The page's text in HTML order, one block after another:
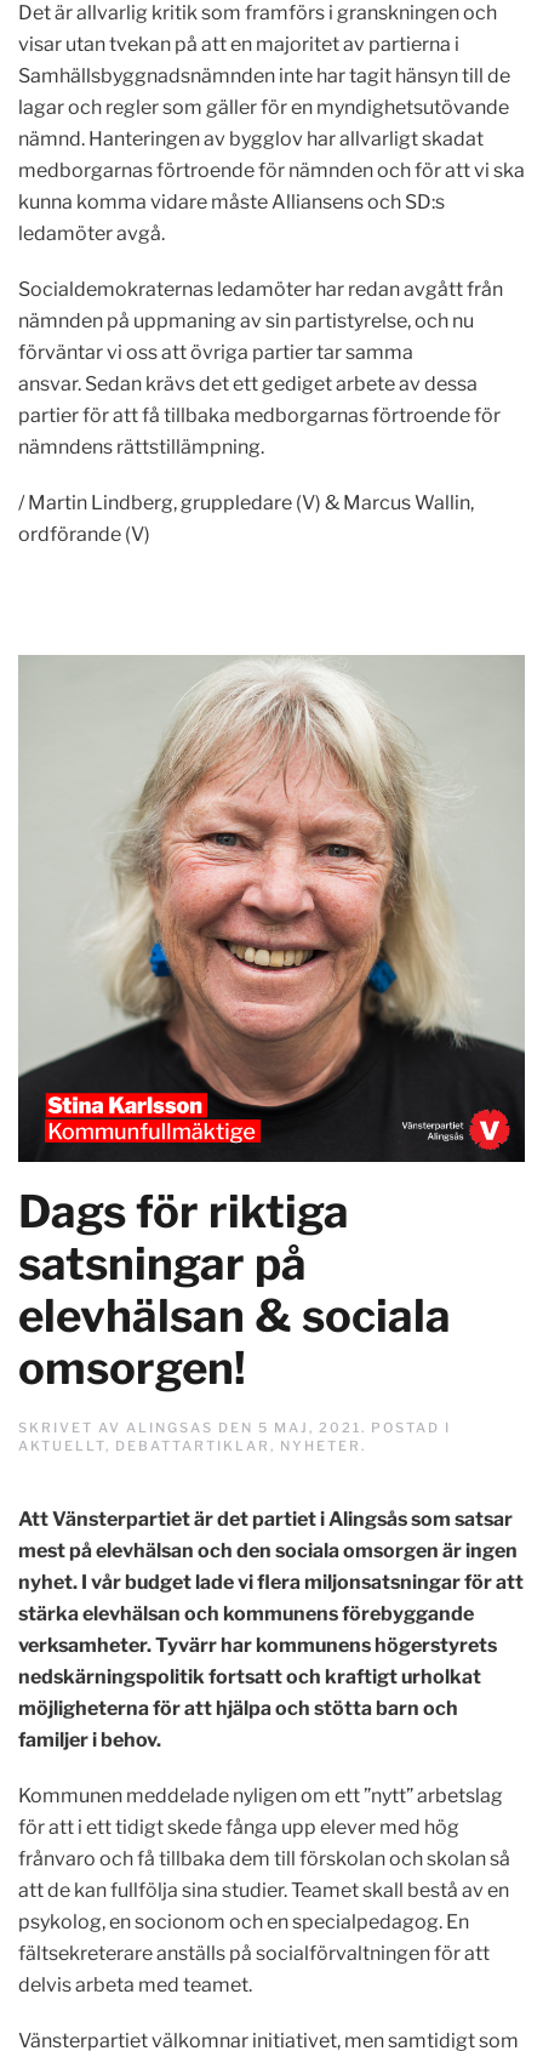
Det är allvarlig kritik som framförs i granskningen och
visar utan tvekan på att en majoritet av partierna i
Samhällsbyggnadsnämnden inte har tagit hänsyn till de
lagar och regler som gäller för en myndighetsutövande
nämnd. Hanteringen av bygglov har allvarligt skadat
medborgarnas förtroende för nämnden och för att vi ska
kunna komma vidare måste Alliansens och SD:s
ledamöter avgå.
Socialdemokraternas ledamöter har redan avgått från
nämnden på uppmaning av sin partistyrelse, och nu
förväntar vi oss att övriga partier tar samma
ansvar. Sedan krävs det ett gediget arbete av dessa
partier för att få tillbaka medborgarnas förtroende för
nämndens rättstillämpning.
/ Martin Lindberg, gruppledare (V) & Marcus Wallin,
ordförande (V)
Dags för riktiga
satsningar på
elevhälsan & sociala
omsorgen!
SKRIVET AV ALINGSAS DEN 5 MAJ, 2021. POSTAD I
AKTUELLT, DEBATTARTIKLAR , NYHETER .
Att Vänsterpartiet är det partiet i Alingsås som satsar
mest på elevhälsan och den sociala omsorgen är ingen
nyhet. I vår budget lade vi flera miljonsatsningar för att
stärka elevhälsan och kommunens förebyggande
verksamheter. Tyvärr har kommunens högerstyrets
nedskärningspolitik fortsatt och kraftigt urholkat
möjligheterna för att hjälpa och stötta barn och
familjer i behov.
Kommunen meddelade nyligen om ett ”nytt” arbetslag
för att i ett tidigt skede fånga upp elever med hög
frånvaro och få tillbaka dem till förskolan och skolan så
att de kan fullfölja sina studier. Teamet skall bestå av en
psykolog, en socionom och en specialpedagog. En
fältsekreterare anställs på socialförvaltningen för att
delvis arbeta med teamet.
Vänsterpartiet välkomnar initiativet, men samtidigt som